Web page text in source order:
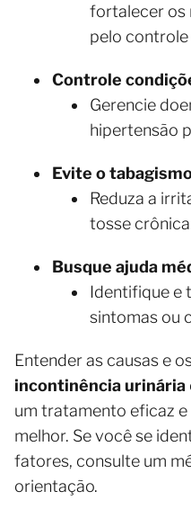
fortalecer os
pelo controle
Controle
Gerencie
hipertensão
Evite o
Reduza a
tosse
Busque ajuda
Identifique e
sintomas ou
Entender as causas e
incontinência urinária
um tratamento eficaz
melhor. Se você se
fatores, consulte um
orientação.